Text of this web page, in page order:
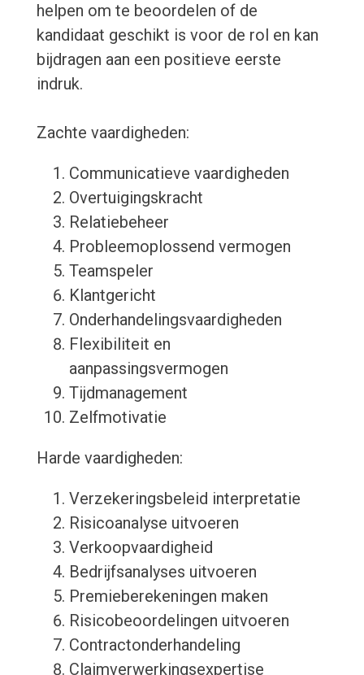
helpen om te beoordelen of de
kandidaat geschikt is voor de rol en kan
bijdragen aan een positieve eerste
indruk.
Zachte vaardigheden:
Communicatieve vaardigheden
Overtuigingskracht
Relatiebeheer
Probleemoplossend vermogen
Teamspeler
Klantgericht
Onderhandelingsvaardigheden
Flexibiliteit en
aanpassingsvermogen
Tijdmanagement
Zelfmotivatie
Harde vaardigheden:
Verzekeringsbeleid interpretatie
Risicoanalyse uitvoeren
Verkoopvaardigheid
Bedrijfsanalyses uitvoeren
Premieberekeningen maken
Risicobeoordelingen uitvoeren
Contractonderhandeling
Claimverwerkingsexpertise